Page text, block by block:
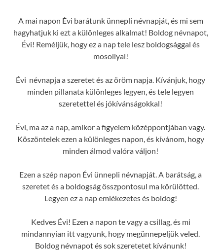
A mai napon Évi barátunk ünnepli névnapját, és mi sem
hagyhatjuk ki ezt a különleges alkalmat! Boldog névnapot,
Évi! Reméljük, hogy ez a nap tele lesz boldogsággal és
mosollyal!
Évi névnapja a szeretet és az öröm napja. Kívánjuk, hogy
minden pillanata különleges legyen, és tele legyen
szeretettel és jókívánságokkal!
Évi, ma az a nap, amikor a figyelem középpontjában vagy.
Köszöntelek ezen a különleges napon, és kívánom, hogy
minden álmod valóra váljon!
Ezen a szép napon Évi ünnepli névnapját. A barátság, a
szeretet és a boldogság összpontosul ma körülötted.
Legyen ez a nap emlékezetes és boldog!
Kedves Évi! Ezen a napon te vagy a csillag, és mi
mindannyian itt vagyunk, hogy megünnepeljük veled.
Boldog névnapot és sok szeretetet kívánunk!